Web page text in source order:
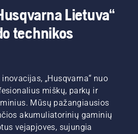
Lietuva“
technikos
„Husqvarna“ nuo
miškų, parkų ir
Mūsų pažangiausios
akumuliatorinių gaminių
vejapjoves, sujungia